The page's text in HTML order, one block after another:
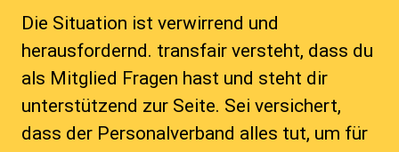
Die Situation ist verwirrend und
herausfordernd. transfair versteht, dass du
als Mitglied Fragen hast und steht dir
unterstützend zur Seite. Sei versichert,
dass der Personalverband alles tut, um für